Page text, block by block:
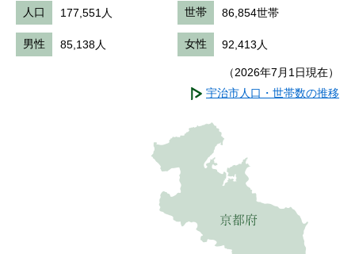
人口 177,551人 世帯 86,854世帯
男性 85,138人 女性 92,413人
（2026年7月1日現在）
宇治市人口・世帯数の推移